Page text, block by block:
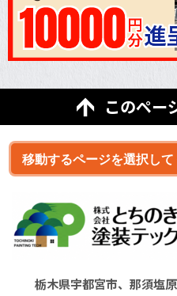
このペー
栃木県宇都宮市、那須塩